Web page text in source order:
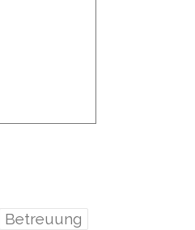
Betreuung